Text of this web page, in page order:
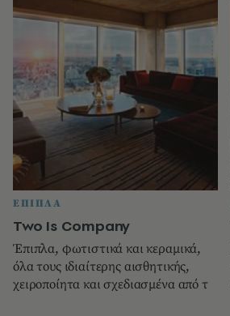
ΕΠΙΠΛΑ
Two Is Company
Έπιπλα, φωτιστικά και κεραμικά,
όλα τους ιδιαίτερης αισθητικής,
χειροποίητα και σχεδιασμένα από τ